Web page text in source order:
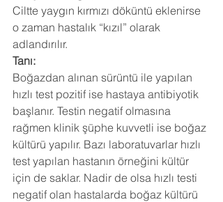
Ciltte yaygın kırmızı döküntü eklenirse
o zaman hastalık “kızıl” olarak
adlandırılır.
Tanı:
Boğazdan alınan sürüntü ile yapılan
hızlı test pozitif ise hastaya antibiyotik
başlanır. Testin negatif olmasına
rağmen klinik şüphe kuvvetli ise boğaz
kültürü yapılır. Bazı laboratuvarlar hızlı
test yapılan hastanın örneğini kültür
için de saklar. Nadir de olsa hızlı testi
negatif olan hastalarda boğaz kültürü